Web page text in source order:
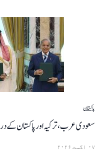
پاکستان
سعودی عرب، ترکیہ اور پاکستان کے
۰۷ اگست ۲۰۲۶